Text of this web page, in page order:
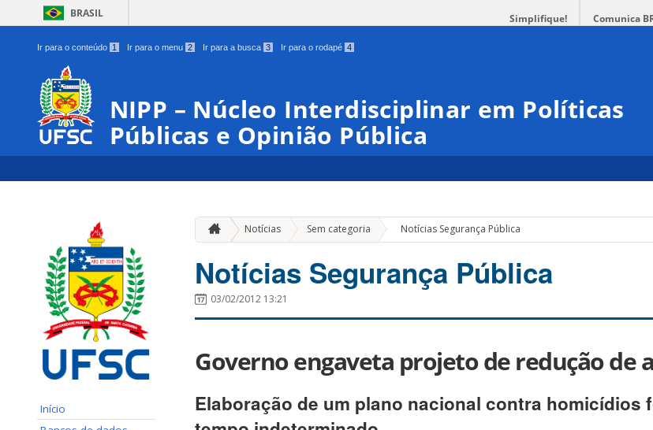
BRASIL Simplifique! Comunica
Ir para o conteúdo 1 Ir para o menu 2 Ir para a busca 3 Ir para o rodapé 4
NIPP – Núcleo Interdisciplinar em Políticas
Públicas e Opinião Pública
Início
Notícias Sem categoria » Notícias Segurança Pública
Notícias Segurança Pública
03/02/2012 13:21
Governo engaveta projeto de redução de
Elaboração de um plano nacional contra homicídios